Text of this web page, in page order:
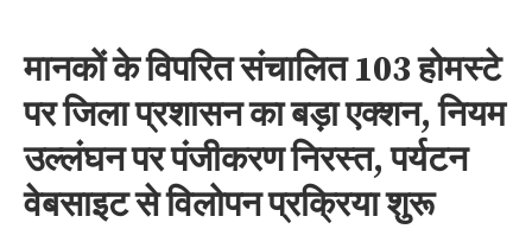
मानकों के विपरित संचालित 103 होमस्टे
पर जिला प्रशासन का बड़ा एक्शन, नियम
उल्लंघन पर पंजीकरण निरस्त, पर्यटन
वेबसाइट से विलोपन प्रक्रिया शुरू